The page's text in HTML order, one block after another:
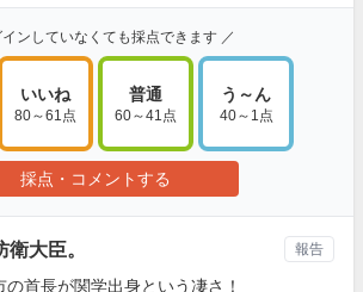
ンしていなくても採点できます ／
いいね
80～61点
普通
60～41点
う～ん
40～1点
採点・コメントする
大臣。
首長が関学出身という凄さ！
報告